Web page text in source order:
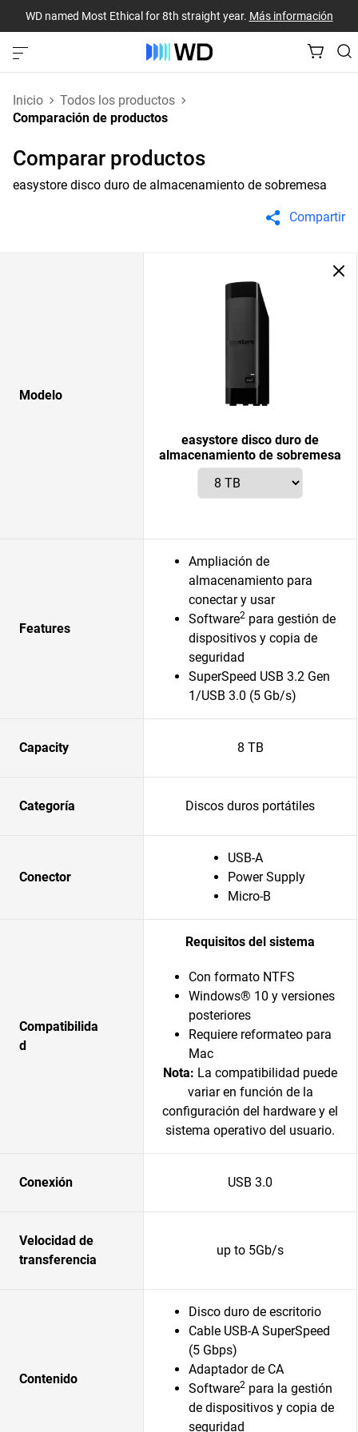
WD named Most Ethical for 8th straight year. Más información
Inicio
Todos los productos
Comparación de productos
Comparar productos
easystore disco duro de almacenamiento de sobremesa
Compartir
Modelo
easystore disco duro de
almacenamiento de sobremesa
Features
Ampliación de
almacenamiento para
conectar y usar
Software2 para gestión de
dispositivos y copia de
seguridad
SuperSpeed USB 3.2 Gen
1/USB 3.0 (5 Gb/s)
Capacity 8 TB
Categoría Discos duros portátiles
Conector
USB-A
Power Supply
Micro-B
Compatibilida
d
Requisitos del sistema
Con formato NTFS
Windows® 10 y versiones
posteriores
Requiere reformateo para
Mac
Nota: La compatibilidad puede
variar en función de la
configuración del hardware y el
sistema operativo del usuario.
Conexión USB 3.0
Velocidad de
transferencia
up to 5Gb/s
Contenido
Disco duro de escritorio
Cable USB-A SuperSpeed
(5 Gbps)
Adaptador de CA
Software2 para la gestión
de dispositivos y copia de
seguridad